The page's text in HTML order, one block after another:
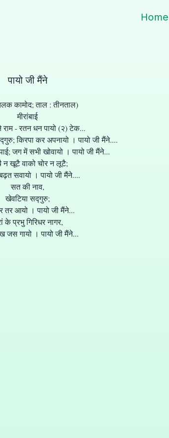
Home
पायो जी मैंने
कामोद; ताल : तीनताल)
मीरांबाई
राम - रतन धन पायो (२) टेक...
किरपा कर अपनायो । पायो जी मैंने....
जग में सभी खोवायो । पायो जी मैंने...
खूटै वाको चोर न लूटै;
सवायो । पायो जी मैंने....
सत की नाव,
खेवटिया सद्गुरु;
तर आयो । पायो जी मैंने...
के प्रभु गिरिधर नागर,
जस गायो । पायो जी मैंने...